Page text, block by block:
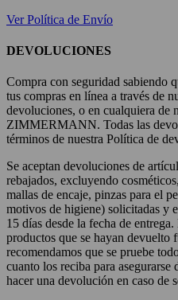
Ver Política de Envío
DEVOLUCIONES
Compra con seguridad sabiendo
tus compras en línea a través de
devoluciones, o en cualquiera de
ZIMMERMANN. Todas las
términos de nuestra Política de
Se aceptan devoluciones de
rebajados, excluyendo
mallas de encaje, pinzas para el
motivos de higiene) solicitadas y
15 días desde la fecha de
productos que se hayan devuelto
recomendamos que se pruebe
cuanto los reciba para
hacer una devolución en caso de